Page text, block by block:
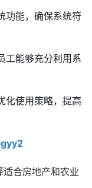
功能，确保系统符
工能够充分利用系
化使用策略，提高
合房地产和农业